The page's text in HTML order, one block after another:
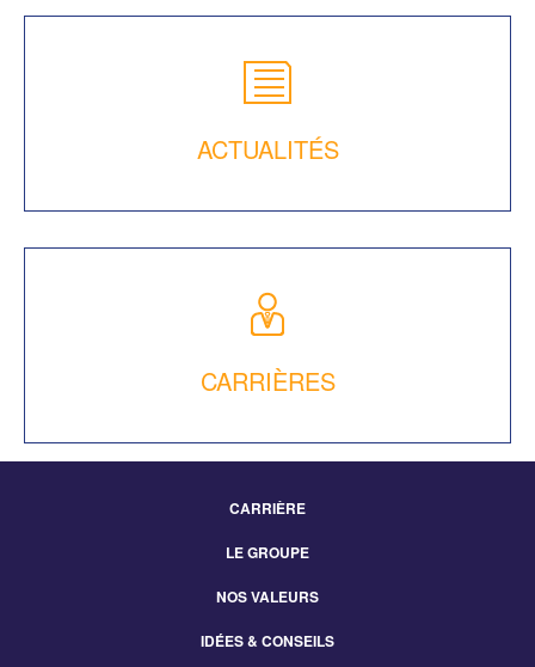
ACTUALITÉS
CARRIÈRES
CARRIÈRE
LE GROUPE
NOS VALEURS
IDÉES & CONSEILS